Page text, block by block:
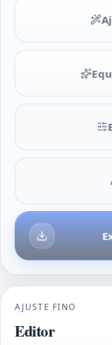
AJUSTE FINO
Editor